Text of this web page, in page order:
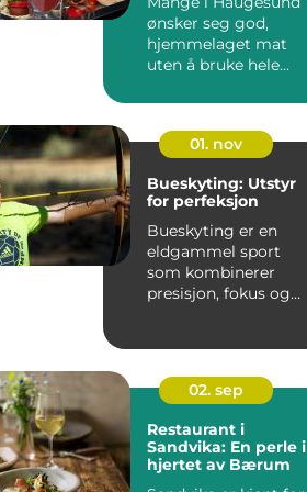
ønsker seg god,
hjemmelaget mat
uten å bruke hele
01. nov
Bueskyting: Utstyr
for perfeksjon
Bueskyting er en
eldgammel sport
som kombinerer
presisjon, fokus og
02. sep
Restaurant i
Sandvika: En perle i
hjertet av Bærum